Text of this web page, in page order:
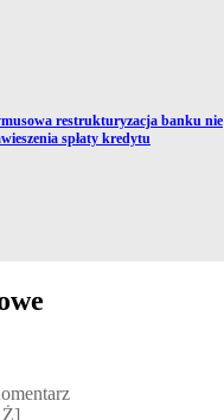
restrukturyzacja banku nie
spłaty kredytu
[PRZEDSPRZEDAŻ],